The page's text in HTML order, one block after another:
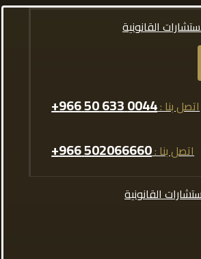
اتصل بنا :0044 633 50 966+
اتصل بنا :502066660 966+